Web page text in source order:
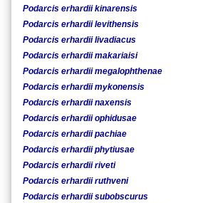
Podarcis erhardii kinarensis
Podarcis erhardii levithensis
Podarcis erhardii livadiacus
Podarcis erhardii makariaisi
Podarcis erhardii megalophthenae
Podarcis erhardii mykonensis
Podarcis erhardii naxensis
Podarcis erhardii ophidusae
Podarcis erhardii pachiae
Podarcis erhardii phytiusae
Podarcis erhardii riveti
Podarcis erhardii ruthveni
Podarcis erhardii subobscurus